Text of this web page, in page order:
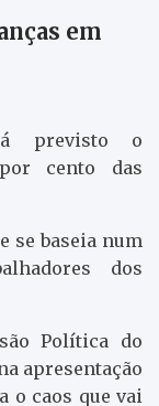
em
previsto o
cento das
se baseia num
dos
Política do
apresentação
o caos que vai